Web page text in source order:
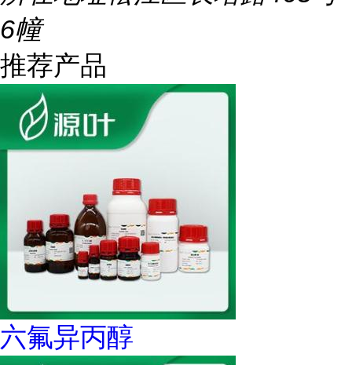
6幢
推荐产品
六氟异丙醇